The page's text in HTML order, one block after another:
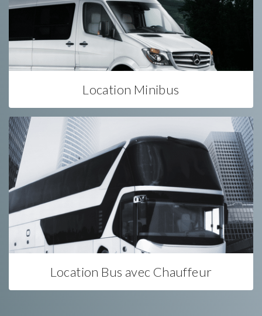
Location Minibus
Location Bus avec Chauffeur